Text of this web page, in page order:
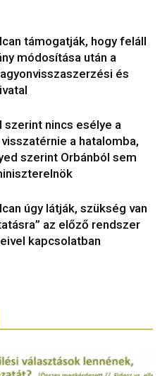
támogatják, hogy feláll
módosítása után a
és
szerint nincs esélye a
a hatalomba,
szerint Orbánból sem
úgy látják, szükség van
az előző rendszer
kapcsolatban